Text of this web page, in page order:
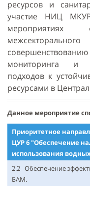
ресурсов и
участие НИЦ
мероприятиях
мониторинга и
подходов к
ресурсами в
Данное мероприятие
Приоритетное
ЦУР 6 "Обеспечение
использования
2.2 Обеспечение
БАМ.